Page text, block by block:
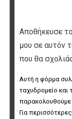
Αποθήκευσε
μου σε αυτόν
που θα
Αυτή η φόρμα
ταχυδρομείο και
παρακολουθούμε
Για